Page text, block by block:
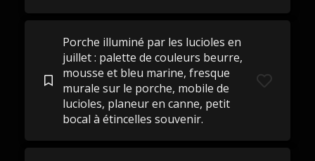
Porche illuminé par les lucioles en
juillet : palette de couleurs beurre,
mousse et bleu marine, fresque
murale sur le porche, mobile de
lucioles, planeur en canne, petit
bocal à étincelles souvenir.